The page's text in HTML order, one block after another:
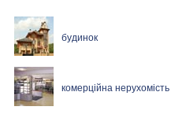
будинок
комерційна нерухомість